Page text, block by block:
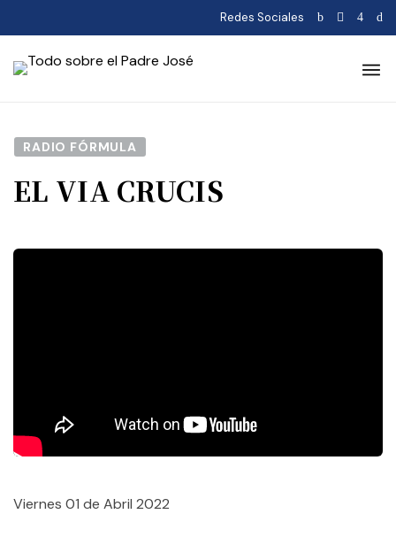
Redes Sociales
RADIO FÓRMULA
EL VIA CRUCIS
Viernes 01 de Abril 2022